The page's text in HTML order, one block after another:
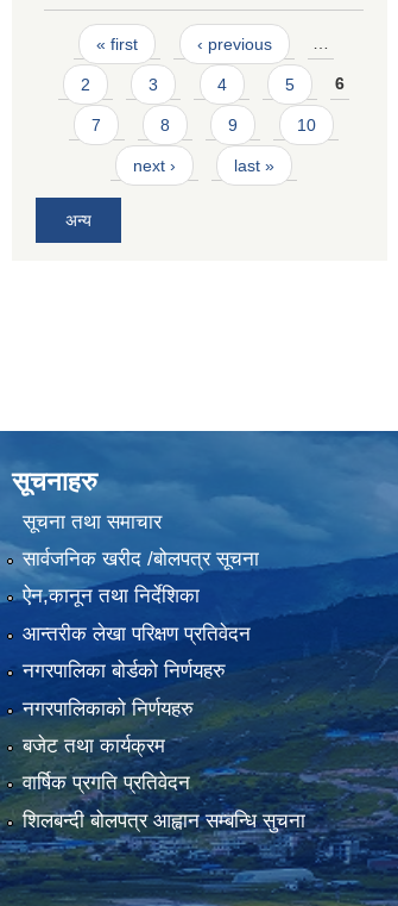
Pages
« first ‹ previous …
2 3 4 5 6
7 8 9 10
next › last »
अन्य
सूचनाहरु
सूचना तथा समाचार
सार्वजनिक खरीद /बोलपत्र सूचना
ऐन,कानून तथा निर्देशिका
आन्तरीक लेखा परिक्षण प्रतिवेदन
नगरपालिका बोर्डको निर्णयहरु
नगरपालिकाको निर्णयहरु
बजेट तथा कार्यक्रम
वार्षिक प्रगति प्रतिवेदन
शिलबन्दी बोलपत्र आह्वान सम्बन्धि सुचना